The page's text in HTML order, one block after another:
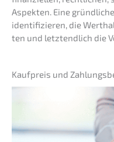
Aspek­ten. Eine
identi­fi­zie­ren, die
ten und letzt­end­lich die
Kaufpreis und